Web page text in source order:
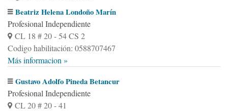
Beatriz Helena Londoño Marín
Profesional Independiente
CL 18 # 20 - 54 CS 2
Codigo habilitación: 0588707467
Más informacion »
Gustavo Adolfo Pineda Betancur
Profesional Independiente
CL 20 # 20 - 41